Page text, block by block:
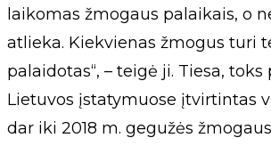
laikomas žmogaus palaikais, o
atlieka. Kiekvienas žmogus turi
palaidotas“, – teigė ji. Tiesa, toks
Lietuvos įstatymuose įtvirtintas
dar iki 2018 m. gegužės